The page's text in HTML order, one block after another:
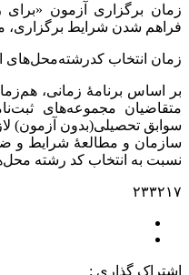
زمان برگزاری آزمون «برای
فراهم شدن شرایط برگزاری،
زمان انتخاب کدرشته‌محل‌های
بر اساس برنامۀ زمانی،
متقاضیان مجموعه‌های
سوابق تحصیلی(بدون آزمون)
سازمان و مطالعۀ شرایط و
نسبت به انتخاب کد رشته
۲۳۳۲۱۷
اشتراک گذاری :